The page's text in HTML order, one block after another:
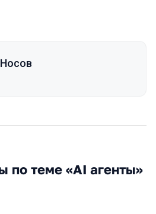
по теме «AI агенты»